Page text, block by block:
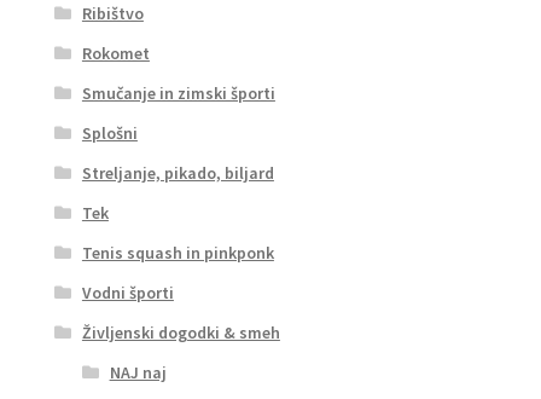
Ribištvo
Rokomet
Smučanje in zimski športi
Splošni
Streljanje, pikado, biljard
Tek
Tenis squash in pinkponk
Vodni športi
Življenski dogodki & smeh
NAJ naj